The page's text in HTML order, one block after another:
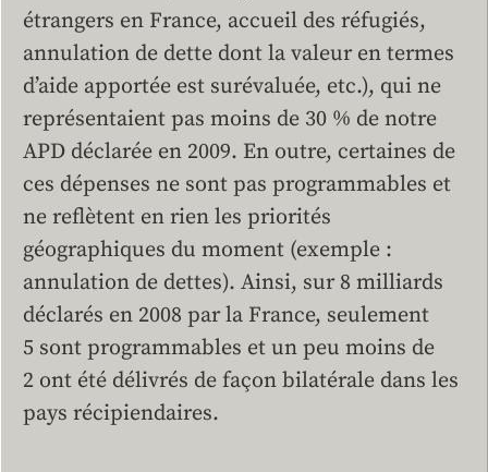
étrangers en France, accueil des réfugiés,
annulation de dette dont la valeur en termes
d’aide apportée est surévaluée, etc.), qui ne
représentaient pas moins de 30 % de notre
APD déclarée en 2009. En outre, certaines de
ces dépenses ne sont pas programmables et
ne reflètent en rien les priorités
géographiques du moment (exemple :
annulation de dettes). Ainsi, sur 8 milliards
déclarés en 2008 par la France, seulement
5 sont programmables et un peu moins de
2 ont été délivrés de façon bilatérale dans les
pays récipiendaires.